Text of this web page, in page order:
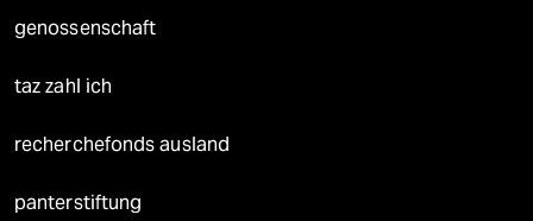
genossenschaft
taz zahl ich
recherchefonds ausland
panterstiftung